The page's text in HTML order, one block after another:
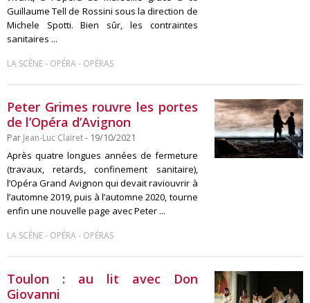
Guillaume Tell de Rossini sous la direction de
Michele Spotti. Bien sûr, les contraintes
sanitaires ...
LA SCÈNE- OPÉRA- OPÉRAS
Peter Grimes rouvre les portes
de l’Opéra d’Avignon
Par Jean-Luc Clairet- 19/10/2021
Après quatre longues années de fermeture
(travaux, retards, confinement sanitaire),
l’Opéra Grand Avignon qui devait raviouvrir à
l’automne 2019, puis à l’automne 2020, tourne
enfin une nouvelle page avec Peter ...
LA SCÈNE- OPÉRA- OPÉRAS
Toulon : au lit avec Don
Giovanni